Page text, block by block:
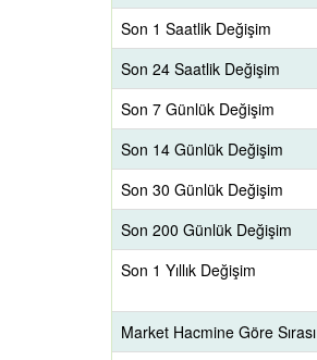
Son 1 Saatlik Değişim
Son 24 Saatlik Değişim
Son 7 Günlük Değişim
Son 14 Günlük Değişim
Son 30 Günlük Değişim
Son 200 Günlük Değişim
Son 1 Yıllık Değişim
Market Hacmine Göre Sırası